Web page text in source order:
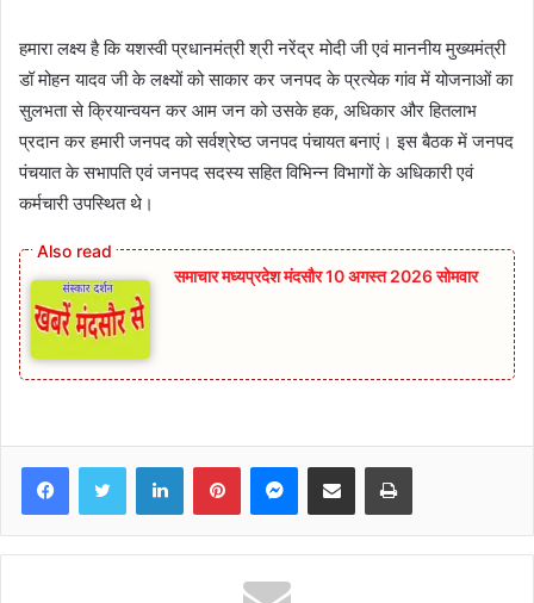
हमारा लक्ष्य है कि यशस्वी प्रधानमंत्री श्री नरेंद्र मोदी जी एवं माननीय मुख्यमंत्री
डॉ मोहन यादव जी के लक्ष्यों को साकार कर जनपद के प्रत्येक गांव में योजनाओं का
सुलभता से क्रियान्वयन कर आम जन को उसके हक, अधिकार और हितलाभ
प्रदान कर हमारी जनपद को सर्वश्रेष्ठ जनपद पंचायत बनाएं। इस बैठक में जनपद
पंचयात के सभापति एवं जनपद सदस्य सहित विभिन्न विभागों के अधिकारी एवं
कर्मचारी उपस्थित थे।
समाचार मध्यप्रदेश मंदसौर 10 अगस्त 2026 सोमवार
FacebookTwitter LinkedInPinterestMessenger
Share via Email Print